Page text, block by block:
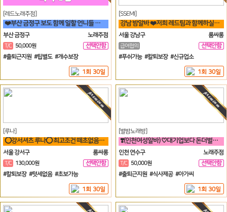
[레드노래주점]
❤️부산 금정구 보도 함께 일할 언니들 모집 노래방알바❤️
부산 금정구
노래주점
T/C 50,000원
선택안함
일
#출퇴근지원 #팁별도 #개수보장
1회 30일
[SSEMI]
강남 밤알바 ❤️저희 레드팀과 함께하실분~~!!❤️
서울 강남구
룸싸롱
급여협의
선택안함
일
#푸쉬가능 #칼퇴보장 #신규업소
1회 30일
[루나]
⭕강서셔츠 루나⭕ 최고조건 떼초없음! 케어보장! 60분 풀티13✨
서울 강서구
룸싸롱
T/C 130,000원
선택안함
#칼퇴보장 #텃세없음 #초보가능
1회 30일
[별밤노래방]
❣️(인천여성알바) ♡대기업보다 돈더벌자 젊은실장♡❣️
인천 연수구
노래주점
T/C 50,000원
선택안함
#출퇴근지원 #식사제공 #아가씨
1회 30일